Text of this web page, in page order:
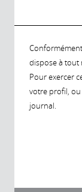
dispose à tout
Pour exercer
votre profil,
journal.